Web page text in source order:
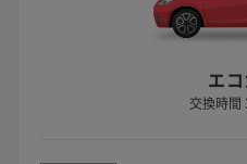
エ
交換時間